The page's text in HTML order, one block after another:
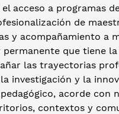
acceso a programas
de
y acompañamiento a
permanente que tiene
las trayectorias
investigación y la
acorde con
contextos y